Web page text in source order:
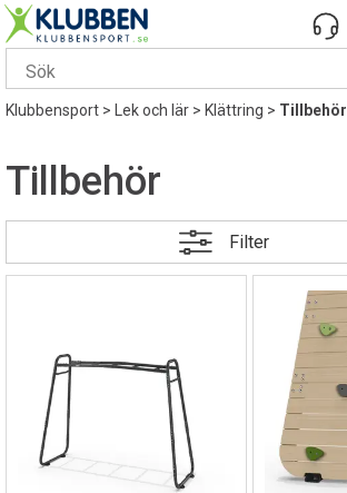
Klubbensport> Lek och lär>Klättring>Tillbehör
Tillbehör
Filter